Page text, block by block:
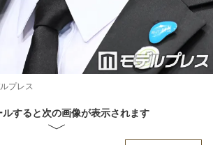
プレス
ルすると次の画像が表示されます